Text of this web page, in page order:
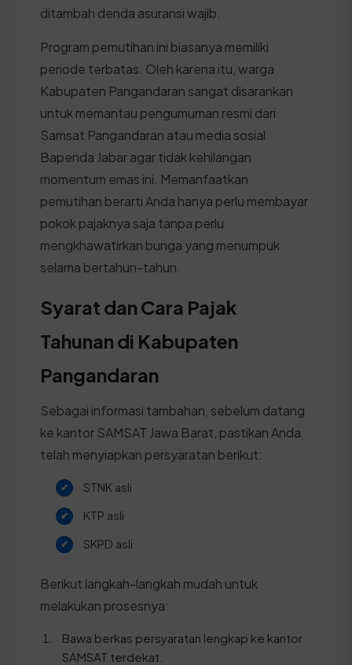
ditambah denda asuransi wajib.
Program pemutihan ini biasanya memiliki
periode terbatas. Oleh karena itu, warga
Kabupaten Pangandaran sangat disarankan
untuk memantau pengumuman resmi dari
Samsat Pangandaran atau media sosial
Bapenda Jabar agar tidak kehilangan
momentum emas ini. Memanfaatkan
pemutihan berarti Anda hanya perlu membayar
pokok pajaknya saja tanpa perlu
mengkhawatirkan bunga yang menumpuk
selama bertahun-tahun.
Syarat dan Cara Pajak
Tahunan di Kabupaten
Pangandaran
Sebagai informasi tambahan, sebelum datang
ke kantor SAMSAT Jawa Barat, pastikan Anda
telah menyiapkan persyaratan berikut:
STNK asli
KTP asli
SKPD asli
Berikut langkah-langkah mudah untuk
melakukan prosesnya:
Bawa berkas persyaratan lengkap ke kantor
SAMSAT terdekat.